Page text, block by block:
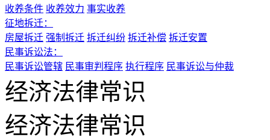
收养条件 收养效力 事实收养
征地拆迁：
房屋拆迁 强制拆迁 拆迁纠纷 拆迁补偿 拆迁安置
民事诉讼法：
民事诉讼管辖 民事审判程序 执行程序 民事诉讼与仲裁
经济法律常识
经济法律常识